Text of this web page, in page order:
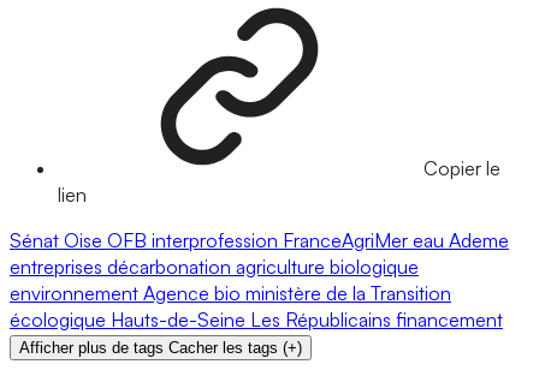
Copier le
lien
Sénat Oise OFB interprofession FranceAgriMer eau Ademe
entreprises décarbonation agriculture biologique
environnement Agence bio ministère de la Transition
écologique Hauts-de-Seine Les Républicains financement
Afficher plus de tags Cacher les tags (+)